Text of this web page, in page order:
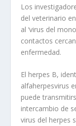
Los
del veterinario
al ‘virus del
contactos
enfermedad.
El herpes B,
alfaherpesvirus
puede
intercambio de
virus del herpes